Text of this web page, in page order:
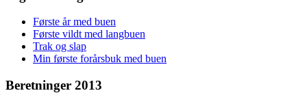
Første år med buen
Første vildt med langbuen
Trak og slap
Min første forårsbuk med buen
Beretninger 2013